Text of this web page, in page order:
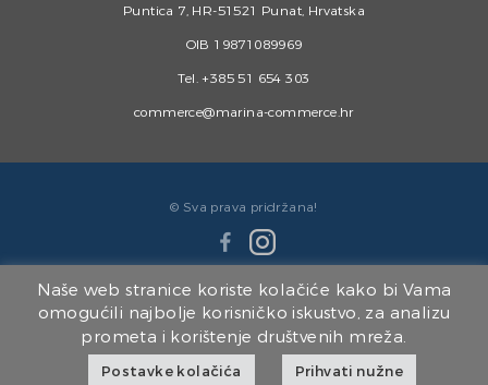
Puntica 7, HR-51521 Punat, Hrvatska
OIB 19871089969
Tel. +385 51 654 303
commerce@marina-commerce.hr
© Sva prava pridržana!
Članice Marina Punat Grupe:
Marina Punat d.o.o. | Brodogradilište Punat d.o.o. |
Naše web stranice koriste kolačiće kako bi Vama
omogućili najbolje korisničko iskustvo, za analizu
prometa i korištenje društvenih mreža.
Postavke kolačića Prihvati nužne